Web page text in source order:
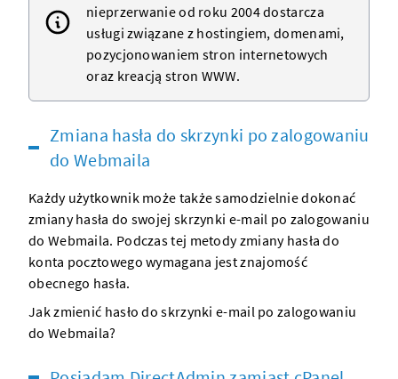
nieprzerwanie od roku 2004 dostarcza
usługi związane z hostingiem,domenami,
pozycjonowaniem stron internetowych
oraz kreacją stron WWW.
Zmiana hasła do skrzynki po zalogowaniu
do Webmaila
Każdy użytkownik może także samodzielnie dokonać
zmiany hasła do swojej skrzynki e-mail po zalogowaniu
do Webmaila. Podczas tej metody zmiany hasła do
konta pocztowego wymagana jest znajomość
obecnego hasła.
Jak zmienić hasło do skrzynki e-mail po zalogowaniu
do Webmaila?